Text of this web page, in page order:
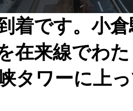
着です。小
在来線でわ
タワーに上